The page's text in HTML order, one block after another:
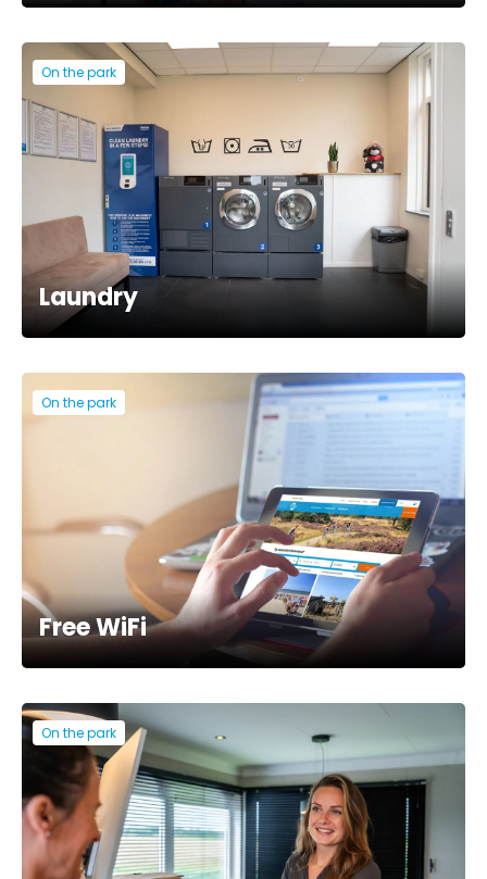
On the park
Laundry
On the park
Free WiFi
On the park